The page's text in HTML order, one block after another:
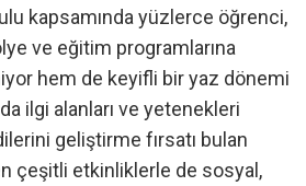
kapsamında yüzlerce öğrenci,
ve eğitim programlarına
hem de keyifli bir yaz dönemi
ilgi alanları ve yetenekleri
geliştirme fırsatı bulan
çeşitli etkinliklerle de sosyal,